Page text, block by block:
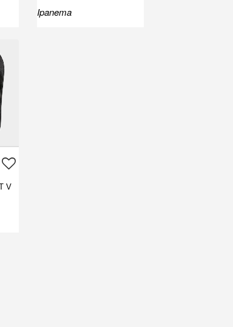
Ipanema
V